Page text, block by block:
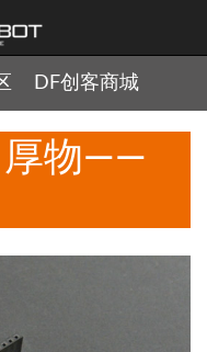
DF创客商城
厚物——